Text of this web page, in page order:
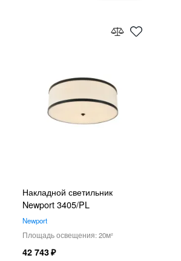
Накладной светильник
Newport 3405/PL
Newport
20
42 743